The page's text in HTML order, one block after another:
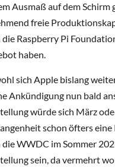
Ausmaß auf dem
freie
die Raspberry Pi
haben.
sich Apple bislang
Ankündigung nun bald
würde sich März
schon öfters
die WWDC im Sommer
sein, da vermehrt